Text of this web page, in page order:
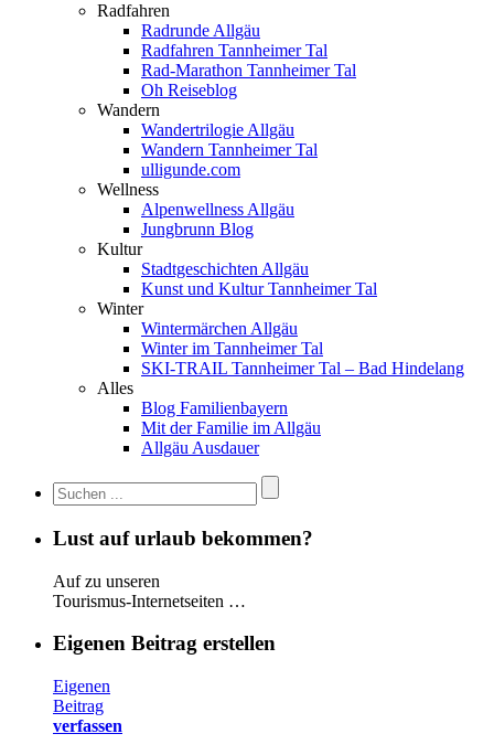
Radfahren
Radrunde Allgäu
Radfahren Tannheimer Tal
Rad-Marathon Tannheimer Tal
Oh Reiseblog
Wandern
Wandertrilogie Allgäu
Wandern Tannheimer Tal
ulligunde.com
Wellness
Alpenwellness Allgäu
Jungbrunn Blog
Kultur
Stadtgeschichten Allgäu
Kunst und Kultur Tannheimer Tal
Winter
Wintermärchen Allgäu
Winter im Tannheimer Tal
SKI-TRAIL Tannheimer Tal – Bad Hindelang
Alles
Blog Familienbayern
Mit der Familie im Allgäu
Allgäu Ausdauer
Lust auf urlaub bekommen?
Auf zu unseren
Tourismus-Internetseiten …
Eigenen Beitrag erstellen
Eigenen
Beitrag
verfassen